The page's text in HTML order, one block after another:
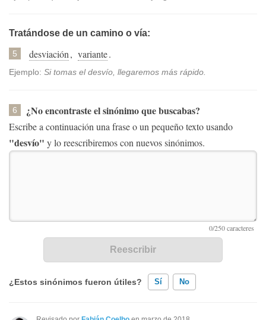
Tratándose de un camino o vía:
5 desviación, variante.
Ejemplo: Si tomas el desvío, llegaremos más rápido.
6 ¿No encontraste el sinónimo que buscabas?
Escribe a continuación una frase o un pequeño texto usando
"desvío" y lo reescribiremos con nuevos sinónimos.
¿Estos sinónimos fueron útiles? Sí No